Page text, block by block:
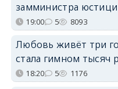
замминистра
19:00 5 8093
Любовь живёт три
стала гимном тысяч
18:20 5 1176